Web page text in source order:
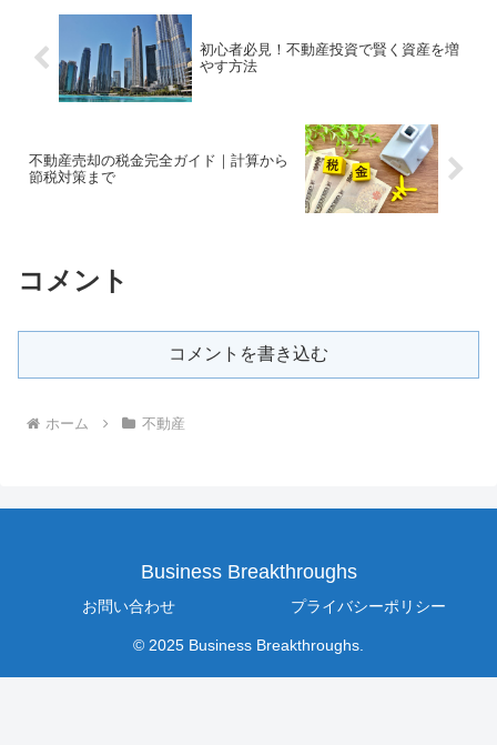
初心者必見！不動産投資で賢く資産を増
やす方法
不動産売却の税金完全ガイド｜計算から
節税対策まで
コメント
コメントを書き込む
ホーム 不動産
Business Breakthroughs
お問い合わせ プライバシーポリシー
© 2025 Business Breakthroughs.